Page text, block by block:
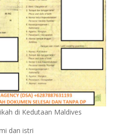
di Kedutaan Maldives
dan istri